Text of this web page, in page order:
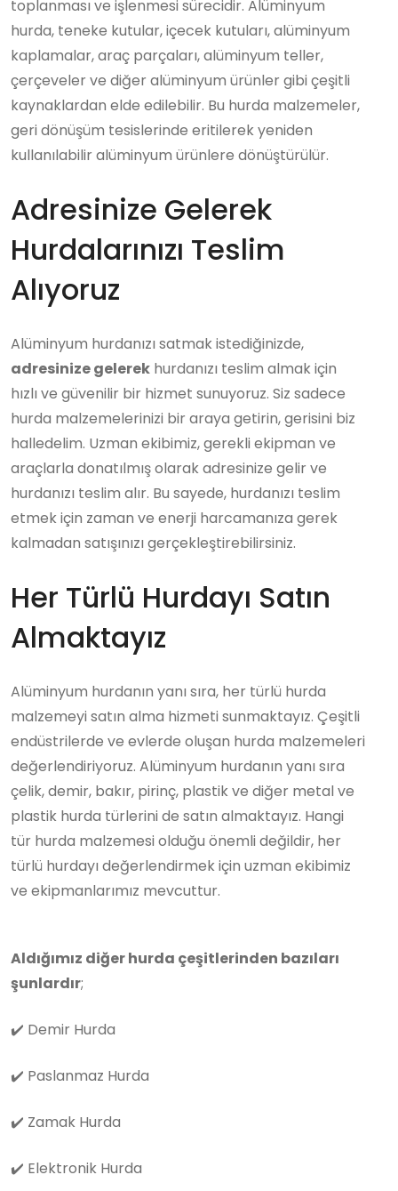
toplanması ve işlenmesi sürecidir. Alüminyum
hurda, teneke kutular, içecek kutuları, alüminyum
kaplamalar, araç parçaları, alüminyum teller,
çerçeveler ve diğer alüminyum ürünler gibi çeşitli
kaynaklardan elde edilebilir. Bu hurda malzemeler,
geri dönüşüm tesislerinde eritilerek yeniden
kullanılabilir alüminyum ürünlere dönüştürülür.
Adresinize Gelerek
Hurdalarınızı Teslim
Alıyoruz
Alüminyum hurdanızı satmak istediğinizde,
adresinize gelerek hurdanızı teslim almak için
hızlı ve güvenilir bir hizmet sunuyoruz. Siz sadece
hurda malzemelerinizi bir araya getirin, gerisini biz
halledelim. Uzman ekibimiz, gerekli ekipman ve
araçlarla donatılmış olarak adresinize gelir ve
hurdanızı teslim alır. Bu sayede, hurdanızı teslim
etmek için zaman ve enerji harcamanıza gerek
kalmadan satışınızı gerçekleştirebilirsiniz.
Her Türlü Hurdayı Satın
Almaktayız
Alüminyum hurdanın yanı sıra, her türlü hurda
malzemeyi satın alma hizmeti sunmaktayız. Çeşitli
endüstrilerde ve evlerde oluşan hurda malzemeleri
değerlendiriyoruz. Alüminyum hurdanın yanı sıra
çelik, demir, bakır, pirinç, plastik ve diğer metal ve
plastik hurda türlerini de satın almaktayız. Hangi
tür hurda malzemesi olduğu önemli değildir, her
türlü hurdayı değerlendirmek için uzman ekibimiz
ve ekipmanlarımız mevcuttur.
Aldığımız diğer hurda çeşitlerinden bazıları
şunlardır;
✔️ Demir Hurda
✔️ Paslanmaz Hurda
✔️ Zamak Hurda
✔️ Elektronik Hurda